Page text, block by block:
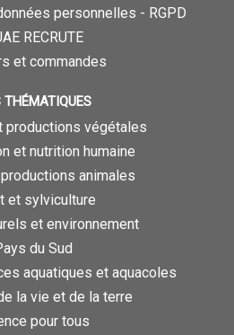
personnelles - RGPD
RECRUTE
et commandes
THÉMATIQUES
productions végétales
et nutrition humaine
animales
et sylviculture
et environnement
du Sud
aquatiques et aquacoles
la vie et de la terre
pour tous